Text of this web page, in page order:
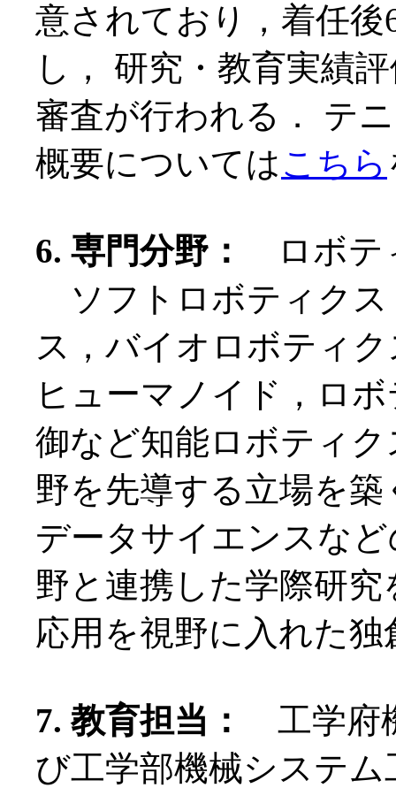
意されており，着任
し， 研究・教育実績
審査が行われる． テ
概要についてはこちら
6. 専門分野：
ロボテ
ソフトロボティクス
ス，バイオロボティ
ヒューマノイド，ロ
御など知能ロボティ
野を先導する立場を
データサイエンスな
野と連携した学際研
応用を視野に入れた
7. 教育担当：
工学府
び工学部機械システ